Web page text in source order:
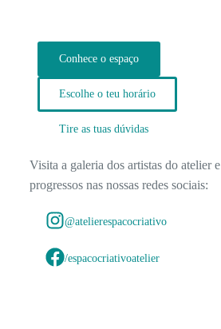
Conhece o espaço
Escolhe o teu horário
Tire as tuas dúvidas
Visita a galeria dos artistas do atelier
progressos nas nossas redes sociais:
@atelierespacocriativo
/espacocriativoatelier